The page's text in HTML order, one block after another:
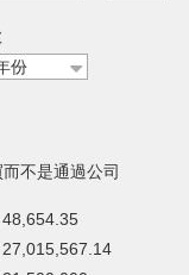
不是通過公司
48,654.35
27,015,567.14